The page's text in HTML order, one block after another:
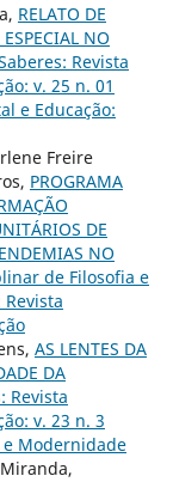
RELATO DE
NO
Revista
v. 25 n. 01
e Educação:
Freire
PROGRAMA
DE
NO
de Filosofia e
Revista
AS LENTES DA
DA
Revista
v. 23 n. 3
e Modernidade